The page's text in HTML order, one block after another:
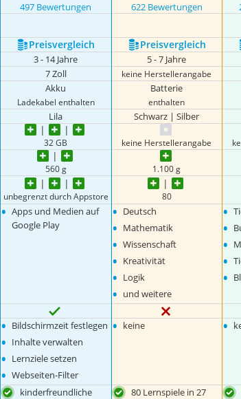
497 Bewertungen 622 Bewertungen
Preis­vergleich Preis­vergleich
3 - 14 Jahre 5 - 7 Jahre
7 Zoll keine Herstellerangabe
Akku
Ladekabel enthalten
Batterie
enthalten
Lila Schwarz | Silber
32 GB keine Herstellerangabe
560 g 1.100 g
unbegrenzt durch Appstore 80
• Apps und Medien auf
Google Play
• Deutsch
• Mathematik
• Wissenschaft
• Kreativität
• Logik
• und weitere
•
•
•
•
•
• Bildschirmzeit festlegen
• Inhalte verwalten
• Lernziele setzen
• Webseiten-Filter
• keine •
kinderfreundliche
80 Lernspiele in 27